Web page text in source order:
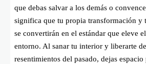
que debas salvar a los demás o
significa que tu propia transformación y
se convertirán en el estándar que eleve
entorno. Al sanar tu interior y liberarte
resentimientos del pasado, dejas